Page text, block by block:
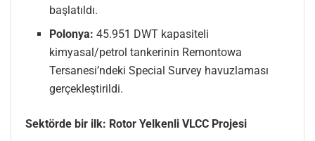
başlatıldı.
Polonya: 45.951 DWT kapasiteli
kimyasal/petrol tankerinin Remontowa
Tersanesi’ndeki Special Survey havuzlaması
gerçekleştirildi.
Sektörde bir ilk: Rotor Yelkenli VLCC Projesi